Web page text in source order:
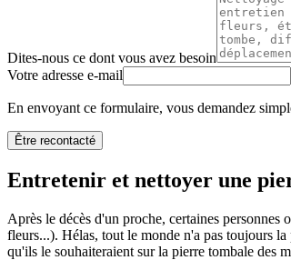
Dites-nous ce dont vous avez besoin
Votre adresse e-mail
En envoyant ce formulaire, vous demandez
Être recontacté
Entretenir et nettoyer une
Après le décès d'un proche, certaines
fleurs...). Hélas, tout le monde n'a pas toujours
qu'ils le souhaiteraient sur la pierre tombale des